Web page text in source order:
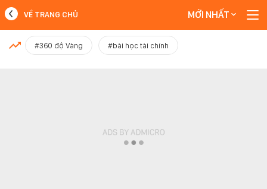
MỚI NHẤT
VỀ TRANG CHỦ MỚI NHẤT
#360 độ Vàng #bài học tài chính